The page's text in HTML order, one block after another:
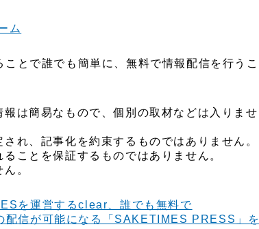
ム
とで誰でも簡単に、無料で情報配信を行うこ
は簡易なもので、個別の取材などは入りませ
れ、記事化を約束するものではありません。
ことを保証するものではありません。
。
を運営するclear、誰でも無料で
配信が可能になる「SAKETIMES PRESS」を